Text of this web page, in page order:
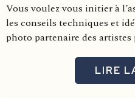
Vous voulez vous initier à
les conseils techniques et
photo partenaire des artistes
LIRE